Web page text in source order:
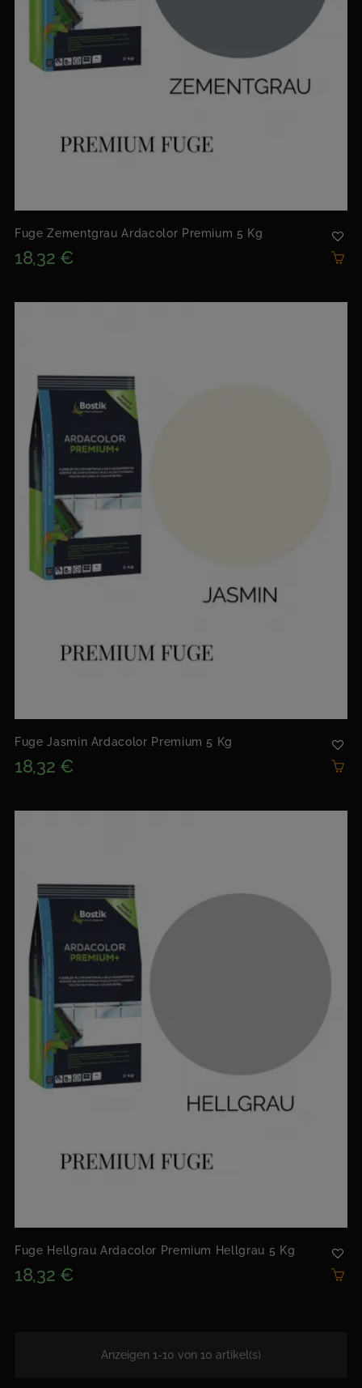
Fuge Zementgrau Ardacolor Premium 5 Kg
18,32 €
Fuge Jasmin Ardacolor Premium 5 Kg
18,32 €
Fuge Hellgrau Ardacolor Premium Hellgrau 5 Kg
18,32 €
Anzeigen 1-10 von 10 artikel(s)